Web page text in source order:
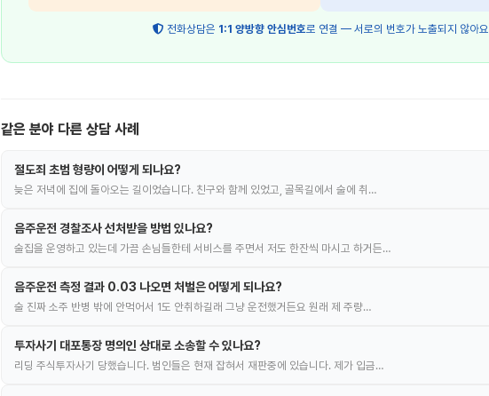
전화상담은 1:1 양방향 안심번호로 연결 — 서로의 번호가 노출되지 않아요
같은 분야 다른 상담 사례
절도죄 초범 형량이 어떻게 되나요?
늦은 저녁에 집에 돌아오는 길이었습니다. 친구와 함께 있었고, 골목길에서 술에 취…
음주운전 경찰조사 선처받을 방법 있나요?
술집을 운영하고 있는데 가끔 손님들한테 서비스를 주면서 저도 한잔씩 마시고 하거든…
음주운전 측정 결과 0.03 나오면 처벌은 어떻게 되나요?
술 진짜 소주 반병 밖에 안먹어서 1도 안취하길래 그냥 운전했거든요 원래 제 주량…
투자사기 대포통장 명의인 상대로 소송할 수 있나요?
리딩 주식투자사기 당했습니다. 범인들은 현재 잡혀서 재판중에 있습니다. 제가 입금…